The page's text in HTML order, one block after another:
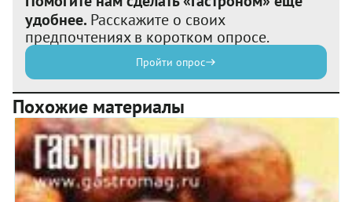
удобнее. Расскажите о своих
предпочтениях в коротком опросе.
Пройти опрос
Похожие материалы